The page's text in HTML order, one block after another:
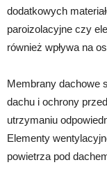
dodatkowych
paroizolacyjne czy
również wpływa na
Membrany dachowe
dachu i ochrony
utrzymaniu
Elementy
powietrza pod